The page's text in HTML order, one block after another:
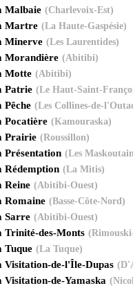
Malbaie (Charlevoix-Est)
Martre (La Haute-Gaspésie)
Minerve (Les Laurentides)
Morandière (Abitibi)
Motte (Abitibi)
Patrie (Le Haut-Saint-
Pêche (Les Collines-de-
Pocatière (Kamouraska)
Prairie (Roussillon)
Présentation (Les
Rédemption (La Mitis)
Reine (Abitibi-Ouest)
Romaine (Basse-Côte-Nord)
Sarre (Abitibi-Ouest)
Trinité-des-Monts
Tuque (La Tuque)
Visitation-de-l'Île-Dupas
Visitation-de-Yamaska